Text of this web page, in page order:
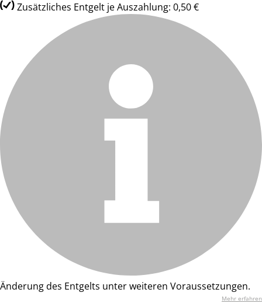
Zusätzliches Entgelt je Auszahlung: 0,50 €
Änderung des Entgelts unter weiteren Voraussetzungen.
Mehr erfahren